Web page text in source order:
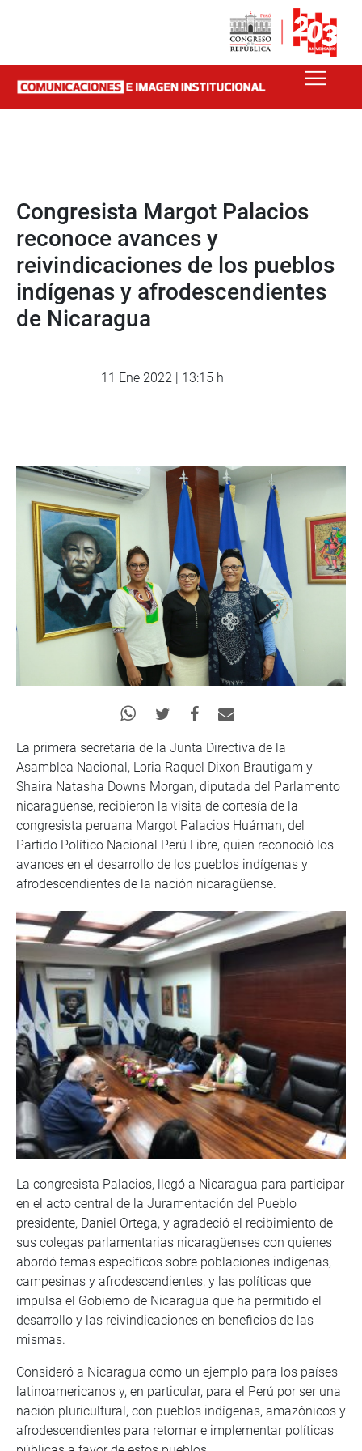
Congresista Margot Palacios
reconoce avances y
reivindicaciones de los pueblos
indígenas y afrodescendientes
de Nicaragua
11 Ene 2022 | 13:15 h
La primera secretaria de la Junta Directiva de la
Asamblea Nacional, Loria Raquel Dixon Brautigam y
Shaira Natasha Downs Morgan, diputada del Parlamento
nicaragüense, recibieron la visita de cortesía de la
congresista peruana Margot Palacios Huáman, del
Partido Político Nacional Perú Libre, quien reconoció los
avances en el desarrollo de los pueblos indígenas y
afrodescendientes de la nación nicaragüense.
La congresista Palacios, llegó a Nicaragua para participar
en el acto central de la Juramentación del Pueblo
presidente, Daniel Ortega, y agradeció el recibimiento de
sus colegas parlamentarias nicaragüenses con quienes
abordó temas específicos sobre poblaciones indígenas,
campesinas y afrodescendientes, y las políticas que
impulsa el Gobierno de Nicaragua que ha permitido el
desarrollo y las reivindicaciones en beneficios de las
mismas.
Consideró a Nicaragua como un ejemplo para los países
latinoamericanos y, en particular, para el Perú por ser una
nación pluricultural, con pueblos indígenas, amazónicos y
afrodescendientes para retomar e implementar políticas